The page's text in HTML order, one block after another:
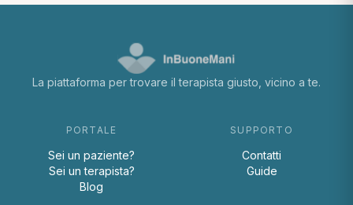
La piattaforma per trovare il terapista giusto, vicino a te.
PORTALE
Sei un paziente?
Sei un terapista?
Blog
SUPPORTO
Contatti
Guide